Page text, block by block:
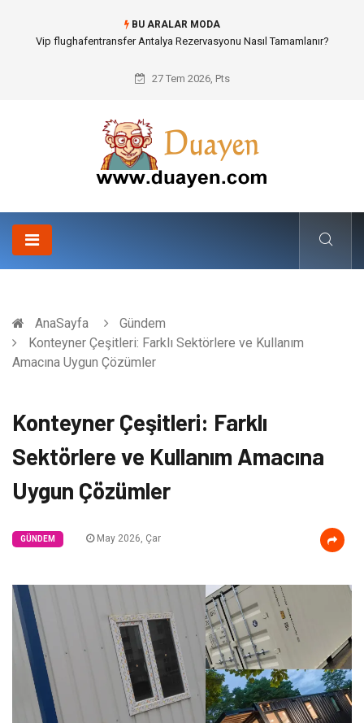
BU ARALAR MODA
Osb Sandık ve Endüstriyel Makine Parçalarının Modüler Transferi
27 Tem 2026, Pts
AnaSayfa
Gündem
Konteyner Çeşitleri: Farklı Sektörlere ve Kullanım
Amacına Uygun Çözümler
Konteyner Çeşitleri: Farklı
Sektörlere ve Kullanım Amacına
Uygun Çözümler
GÜNDEM May 2026, Çar